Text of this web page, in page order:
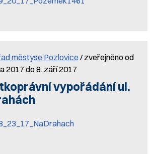
městyse Pozlovice / zveřejněno od
2017 do 8. září 2017
vypořádání ul.